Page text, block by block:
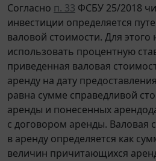
Согласно п. 33 ФСБУ 25/2018
инвестиции определяется
валовой стоимости. Для
использовать процентную
приведенная валовая
аренду на дату
равна сумме справедливой
аренды и понесенных
с договором аренды. Валовая
в аренду определяется как
величин причитающихся